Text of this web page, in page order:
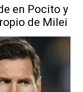
en Pocito y
de Milei